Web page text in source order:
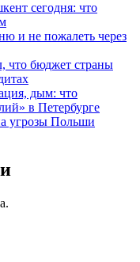
сегодня: что
и не пожалеть через
бюджет страны
дым: что
в Петербурге
угрозы Польши